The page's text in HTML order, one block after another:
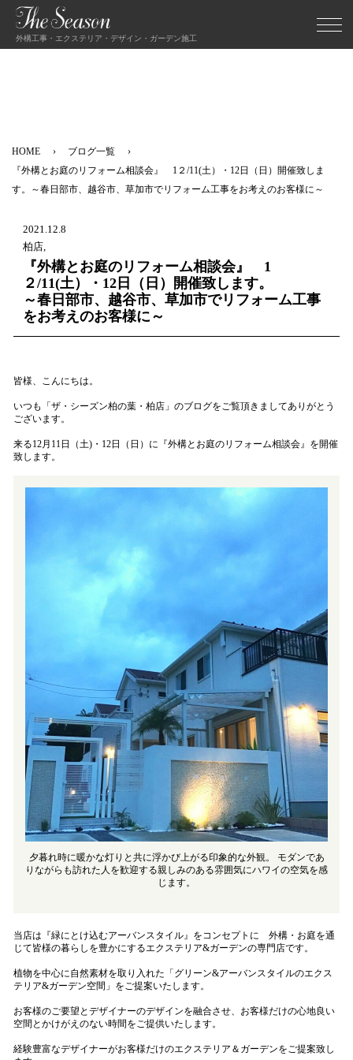
外構工事・エクステリア・デザイン・ガーデン施工
HOME
ブログ一覧
『外構とお庭のリフォーム相談会』 1２/11(土）・12日（日）開催致しま
す。～春日部市、越谷市、草加市でリフォーム工事をお考えのお客様に～
2021.12.8
柏店,
『外構とお庭のリフォーム相談会』 1
２/11(土）・12日（日）開催致します。
～春日部市、越谷市、草加市でリフォーム工事
をお考えのお客様に～
皆様、こんにちは。
いつも「ザ・シーズン柏の葉・柏店」のブログをご覧頂きましてありがとう
ございます。
来る12月11日（土)・12日（日）に『外構とお庭のリフォーム相談会』を開催
致します。
夕暮れ時に暖かな灯りと共に浮かび上がる印象的な外観。 モダンであ
りながらも訪れた人を歓迎する親しみのある雰囲気にハワイの空気を感
じます。
当店は『緑にとけ込むアーバンスタイル』をコンセプトに 外構・お庭を通
じて皆様の暮らしを豊かにするエクステリア&ガーデンの専門店です。
植物を中心に自然素材を取り入れた「グリーン&アーバンスタイルのエクス
テリア&ガーデン空間」をご提案いたします。
お客様のご要望とデザイナーのデザインを融合させ、お客様だけの心地良い
空間とかけがえのない時間をご提供いたします。
経験豊富なデザイナーがお客様だけのエクステリア＆ガーデンをご提案致し